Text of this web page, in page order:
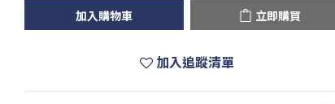
加入購物車 立即購買
加入追蹤清單